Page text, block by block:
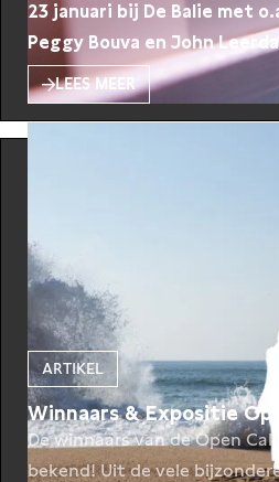
23 januari bij De Balie met
Peggy Bouva en John
LEES MEER
ARTIKEL
Winnaars & Expositie
De winnaars van de Open
bekend! Uit de vele